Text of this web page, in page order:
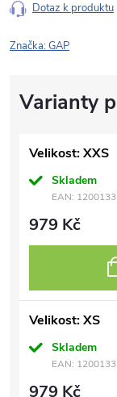
Dotaz k produktu
Značka:GAP
Velikost: XXS
Skladem
EAN:
979 Kč
Velikost: XS
Skladem
EAN:
979 Kč